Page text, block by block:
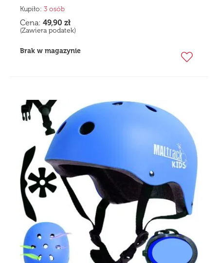
Kupiło: 3 osób
Cena: 49,90 zł
(Zawiera podatek)
Brak w magazynie